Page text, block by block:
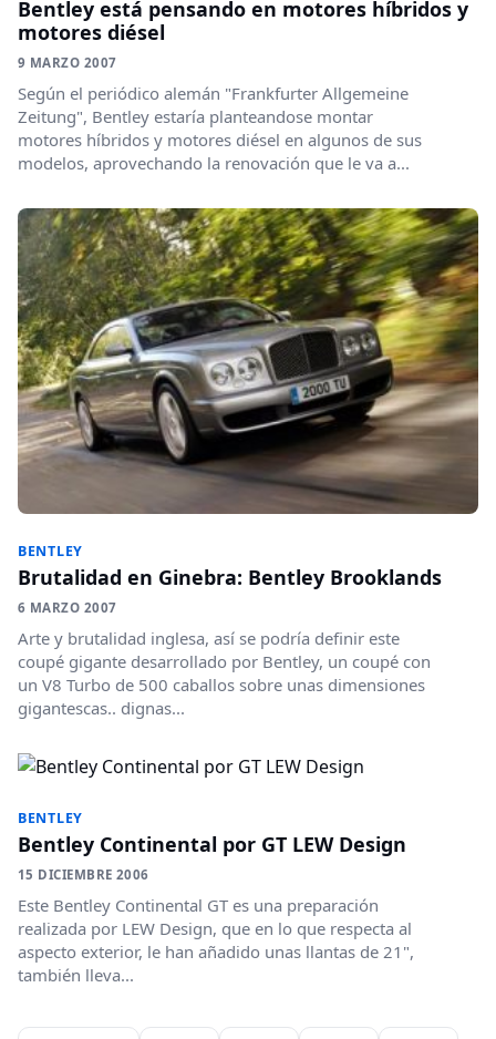
Bentley está pensando en motores híbridos y
motores diésel
9 MARZO 2007
Según el periódico alemán "Frankfurter Allgemeine
Zeitung", Bentley estaría planteandose montar
motores híbridos y motores diésel en algunos de sus
modelos, aprovechando la renovación que le va a...
BENTLEY
Brutalidad en Ginebra: Bentley Brooklands
6 MARZO 2007
Arte y brutalidad inglesa, así se podría definir este
coupé gigante desarrollado por Bentley, un coupé con
un V8 Turbo de 500 caballos sobre unas dimensiones
gigantescas.. dignas...
BENTLEY
Bentley Continental por GT LEW Design
15 DICIEMBRE 2006
Este Bentley Continental GT es una preparación
realizada por LEW Design, que en lo que respecta al
aspecto exterior, le han añadido unas llantas de 21",
también lleva...
Paginación de entradas